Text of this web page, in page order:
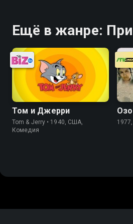
Ещё в жанре:
Том и Джерри
Tom & Jerry • 1940, США,
Комедия